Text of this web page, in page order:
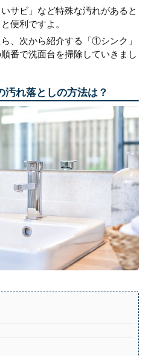
サビ」など特殊な汚れがあると
便利ですよ。
、次から紹介する「①シンク」
番で洗面台を掃除していきまし
汚れ落としの方法は？